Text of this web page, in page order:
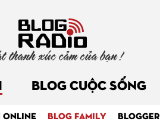
thanh xúc cảm của bạn !
BLOG CUỘC SỐNG
ONLINE BLOG FAMILY BLOGGER